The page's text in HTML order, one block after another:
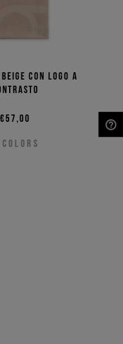
con logo a
€57,00
COLORS